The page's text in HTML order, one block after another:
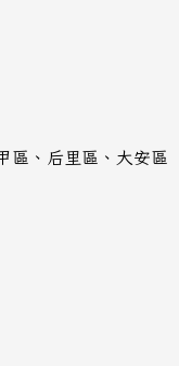
區、后里區、大安區